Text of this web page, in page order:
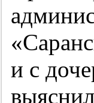
и с